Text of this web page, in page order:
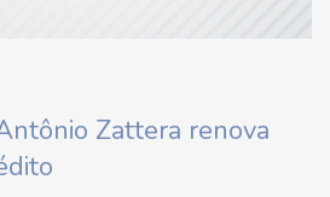
Zattera renova